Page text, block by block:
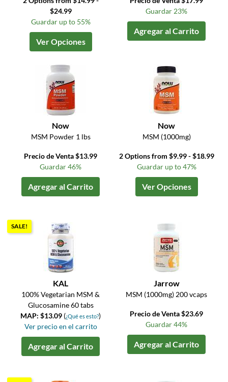
$24.99
Guardar up to 55%
Ver Opciones
Guardar 23%
Agregar al Carrito
Now
MSM Powder 1 lbs
Precio de Venta $13.99
Guardar 46%
Agregar al Carrito
Now
MSM (1000mg)
2 Options from $9.99 - $18.99
Guardar up to 47%
Ver Opciones
SALE!
KAL
100% Vegetarian MSM &
Glucosamine 60 tabs
MAP: $13.09 (¿Qué es esto?)
Ver precio en el carrito
Agregar al Carrito
Jarrow
MSM (1000mg) 200 vcaps
Precio de Venta $23.69
Guardar 44%
Agregar al Carrito